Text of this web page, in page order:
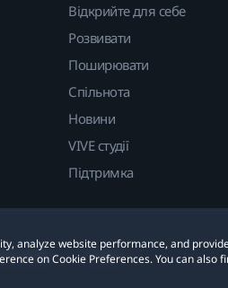
analyze website performance, and
on Cookie Preferences. You can also
Відкрийте для себе
Розвивати
Поширювати
Спільнота
Новини
VIVE студії
Підтримка
умови Cookies